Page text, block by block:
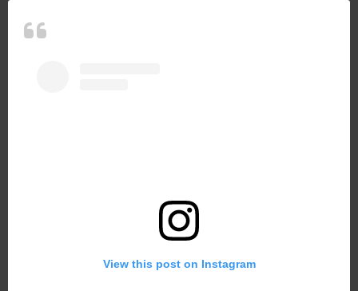
View this post on Instagram